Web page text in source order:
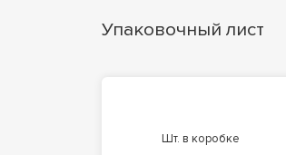
Упаковочный лист
шт. в коробке